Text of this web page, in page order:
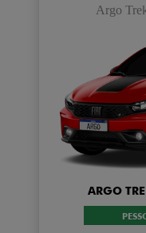
Argo
ARGO